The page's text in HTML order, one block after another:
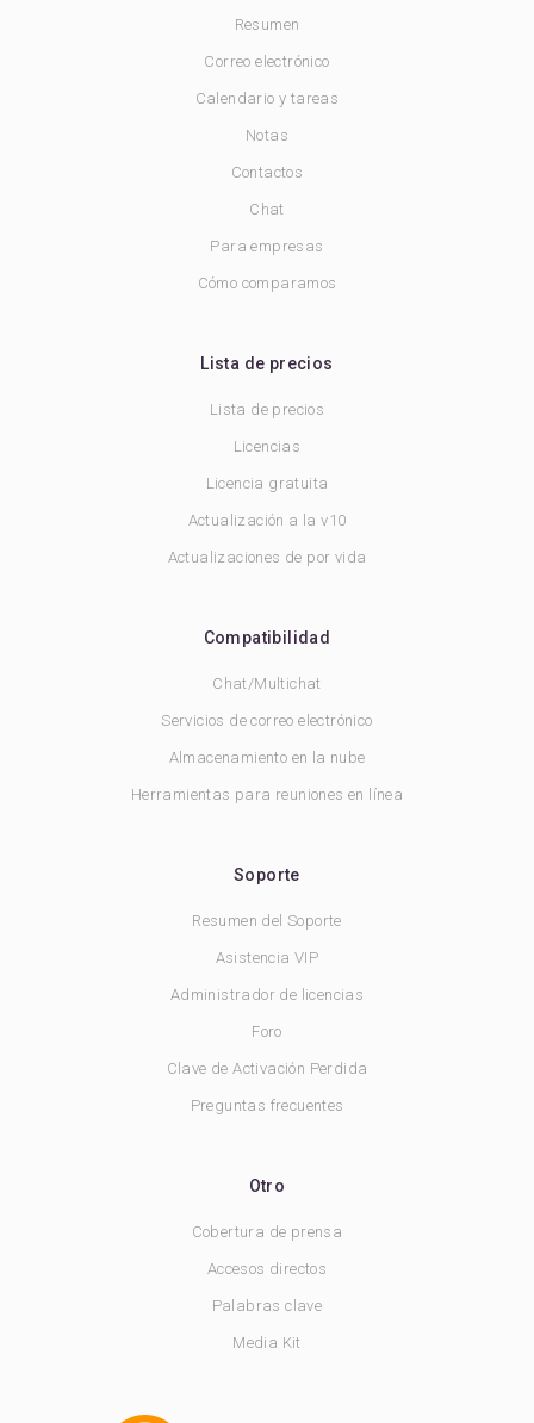
Resumen
Correo electrónico
Calendario y tareas
Notas
Contactos
Chat
Para empresas
Cómo comparamos
Lista de precios
Lista de precios
Licencias
Licencia gratuita
Actualización a la v10
Actualizaciones de por vida
Compatibilidad
Chat/Multichat
Servicios de correo electrónico
Almacenamiento en la nube
Herramientas para reuniones en línea
Soporte
Resumen del Soporte
Asistencia VIP
Administrador de licencias
Foro
Clave de Activación Perdida
Preguntas frecuentes
Otro
Cobertura de prensa
Accesos directos
Palabras clave
Media Kit